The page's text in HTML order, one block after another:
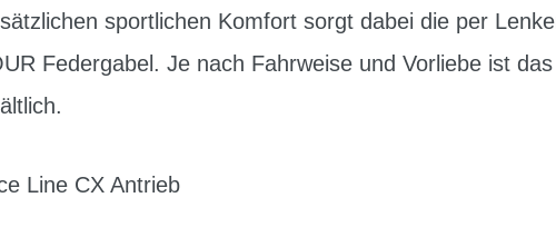
sportlichen Komfort sorgt dabei die per
Federgabel. Je nach Fahrweise und Vorliebe ist
Line CX Antrieb